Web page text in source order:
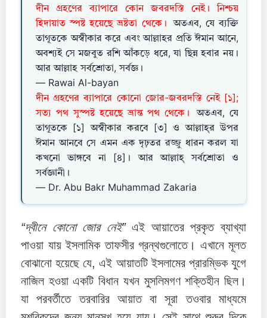
দীন গ্রহণের ব্যাপারে কোন জবরদস্তি নেই। নিশ্চয়
হিদায়াত স্পষ্ট হয়েছে ভ্রষ্টতা থেকে।
অতএব, যে ব্যক্তি
তাগূতকে অস্বীকার করে এবং আল্লাহর প্রতি ঈমান আনে,
অবশ্যই সে মজবুত রশি আঁকড়ে ধরে, যা ছিন্ন হবার নয়।
আর আল্লাহ সর্বশ্রোতা, সর্বজ্ঞ।
— Rawai Al-bayan
দীন গ্রহণের ব্যাপারে কোনো জোর-জবরদস্তি নেই [১];
সত্য পথ সুস্পষ্ট হয়েছে ভ্রান্ত পথ থেকে।
অতএব, যে
তাগূতকে [১] অস্বীকার করবে [৩] ও আল্লাহ্‌র উপর
ঈমান আনবে সে এমন এক দৃঢ়তর রজ্জু ধারন করল যা
কখনো ভাঙ্গবে না [৪]। আর আল্লাহ্‌ সর্বশ্রোতা ও
সর্বজ্ঞানী।
— Dr. Abu Bakr Muhammad Zakaria
“দ্বীনে কোনো জোর নেই”এই আয়াতের প্রকৃত ব্যাখ্যা
পাওয়া যায় ইসলামিক তাফসীর গ্রন্থগুলোতে। এখানে মূলত
বোঝানো হয়েছে যে, এই আয়াতটি ইসলামের প্রারম্ভিক যুগে
নাজিল হওয়া একটি বিধান যখন মুসলিমগণ শক্তিহীন ছিল।
যা পরবর্তীতে তরবারির আয়াত বা সূরা তওবার মাধ্যমে